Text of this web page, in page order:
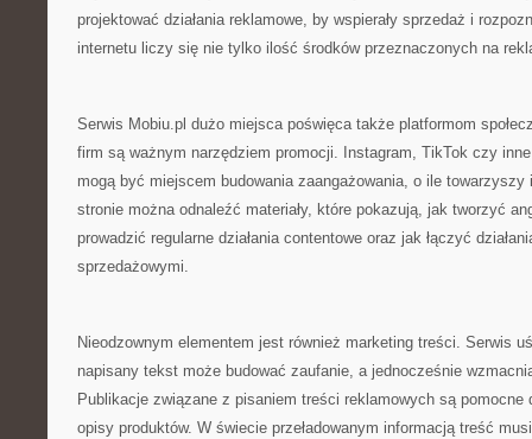
projektować działania reklamowe, by wspierały sprzedaż i
internetu liczy się nie tylko ilość środków przeznaczonych na
Serwis Mobiu.pl dużo miejsca poświęca także platformom
firm są ważnym narzędziem promocji. Instagram, TikTok czy
mogą być miejscem budowania zaangażowania, o ile towarzyszy
stronie można odnaleźć materiały, które pokazują, jak tworzyć
prowadzić regularne działania contentowe oraz jak łączyć
sprzedażowymi.
Nieodzownym elementem jest również marketing treści. Serwis
napisany tekst może budować zaufanie, a jednocześnie
Publikacje związane z pisaniem treści reklamowych są
opisy produktów. W świecie przeładowanym informacją treść